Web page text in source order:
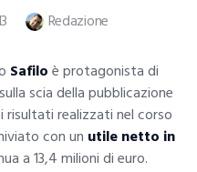
Redazione
Safiloè protagonista di
scia della pubblicazione
risultati realizzati nel corso
con un utile netto in
a 13,4 milioni di euro.